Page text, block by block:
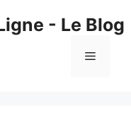
- Le Blog
Menu